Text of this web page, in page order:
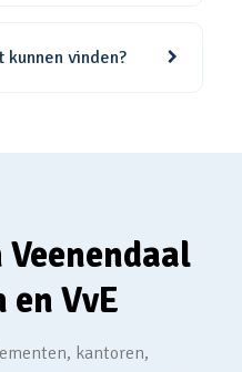
vinden?
VvE
kantoren,